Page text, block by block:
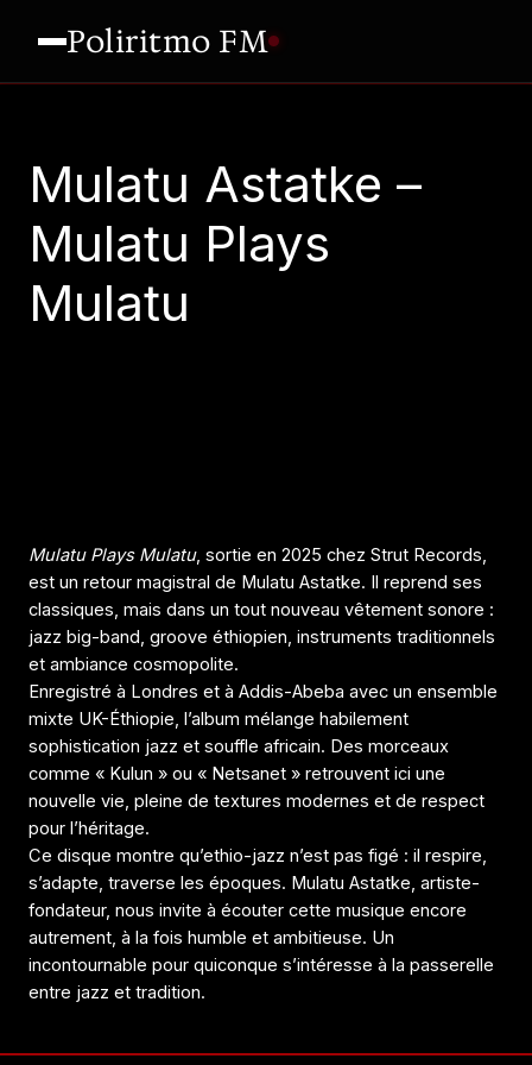
Poliritmo FM
Mulatu Astatke –
Mulatu Plays
Mulatu
Mulatu Plays Mulatu, sortie en 2025 chez Strut Records,
est un retour magistral de Mulatu Astatke. Il reprend ses
classiques, mais dans un tout nouveau vêtement sonore :
jazz big-band, groove éthiopien, instruments traditionnels
et ambiance cosmopolite.
Enregistré à Londres et à Addis-Abeba avec un ensemble
mixte UK-Éthiopie, l’album mélange habilement
sophistication jazz et souffle africain. Des morceaux
comme « Kulun » ou « Netsanet » retrouvent ici une
nouvelle vie, pleine de textures modernes et de respect
pour l’héritage.
Ce disque montre qu’ethio-jazz n’est pas figé : il respire,
s’adapte, traverse les époques. Mulatu Astatke, artiste-
fondateur, nous invite à écouter cette musique encore
autrement, à la fois humble et ambitieuse. Un
incontournable pour quiconque s’intéresse à la passerelle
entre jazz et tradition.